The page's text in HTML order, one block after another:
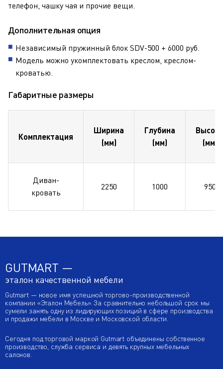
телефон, чашку чая и прочие вещи.
Дополнительная опция
Независимый пружинный блок SDV-500 + 6000 руб.
Модель можно укомплектовать креслом, креслом-
кроватью.
Габаритные размеры
Комплектация
Ширина
(мм)
Глубина
(мм)
(мм)
Диван-
кровать
2250 1000 950
GUTMART —
эталон качественной мебели
Gutmart — новое имя успешной торгово-производственной
компании «Эталон Мебель». За сравнительно небольшой срок мы
сумели занять одну из лидирующих позиций в сфере производства
и продажи мебели в Москве и Московской области.
Сегодня под торговой маркой Gutmart объединены собственное
производство, служба сервиса и девять крупных мебельных
салонов.